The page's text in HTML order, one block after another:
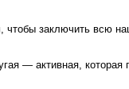
чтобы заключить всю
— активная, которая